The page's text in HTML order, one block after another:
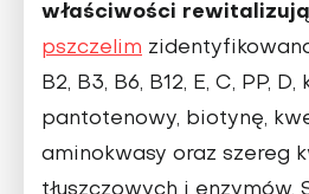
właściwości
pszczelim
B2, B3, B6, B12, E, C, PP,
panto­tenowy, biotynę,
aminokwasy oraz szereg
tłuszczowych i enzy­mów.